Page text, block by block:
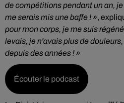
de compétitions pendant un an,
me serais mis une baffe ! »,
pour mon corps, je me suis
levais, je n'avais plus de
depuis des années ! »
Écouter le podcast